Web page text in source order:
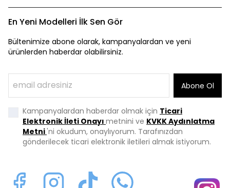
En Yeni Modelleri İlk Sen Gör
Bültenimize abone olarak, kampanyalardan ve yeni
ürünlerden haberdar olabilirsiniz.
Abone Ol
Kampanyalardan haberdar olmak için Ticari
Elektronik İleti Onayı metnini ve KVKK Aydınlatma
Metni'ni okudum, onaylıyorum. Tarafınızdan
gönderilecek ticari elektronik iletileri almak istiyorum.